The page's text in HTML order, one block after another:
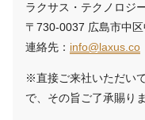
ラクサス・テクノロジ
〒730-0037 広島市中
連絡先： info@laxus.co
※直接ご来社いただい
で、その旨ご了承賜り